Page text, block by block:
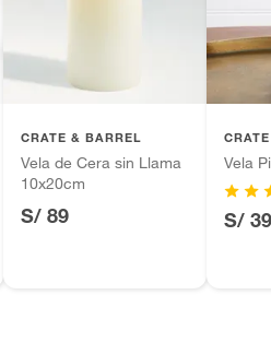
CRATE & BARREL
Vela de Cera sin Llama
10x20cm
S/ 89
Vela
S/